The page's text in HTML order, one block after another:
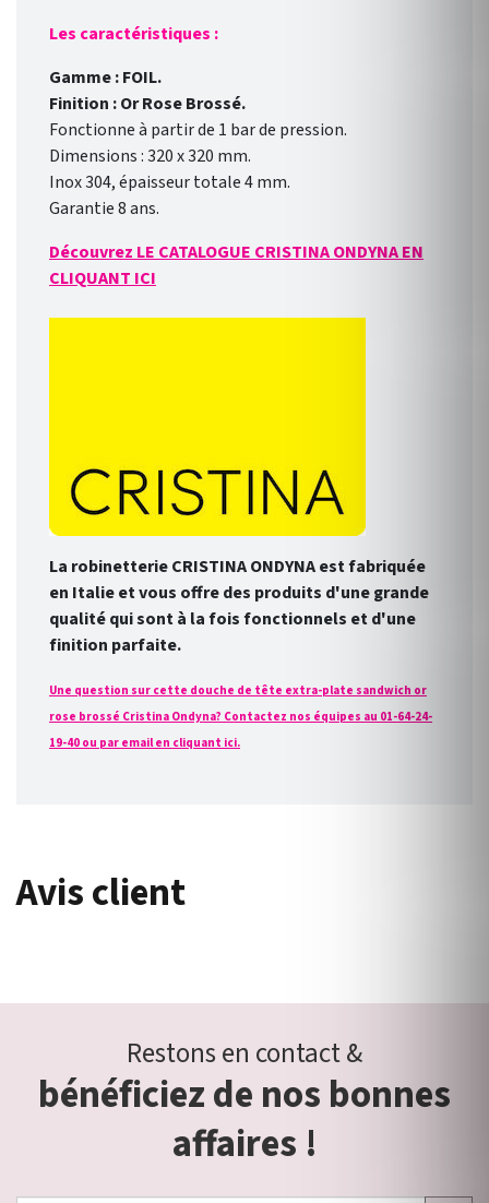
Les caractéristiques :
Gamme : FOIL.
Finition : Or Rose Brossé.
Fonctionne à partir de 1 bar de pression.
Dimensions : 320 x 320 mm.
Inox 304, épaisseur totale 4 mm.
Garantie 8 ans.
Découvrez LE CATALOGUE CRISTINA ONDYNA EN
CLIQUANT ICI
La robinetterie CRISTINA ONDYNA est fabriquée
en Italie et vous offre des produits d'une grande
qualité qui sont à la fois fonctionnels et d'une
finition parfaite.
Une question sur cette douche de tête extra-plate sandwich or
rose brossé Cristina Ondyna? Contactez nos équipes au 01-64-24-
19-40 ou par email en cliquant ici.
Avis client
Restons en contact &
bénéficiez de nos bonnes
affaires !